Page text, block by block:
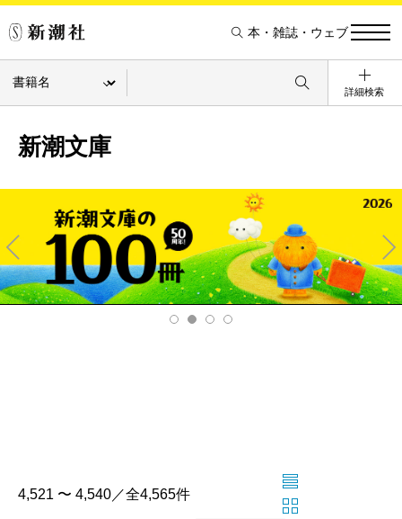
本・雑誌・ウェブ
詳細検索
新潮文庫
Pre
v
Ne
xt
4,521 〜 4,540／全4,565件